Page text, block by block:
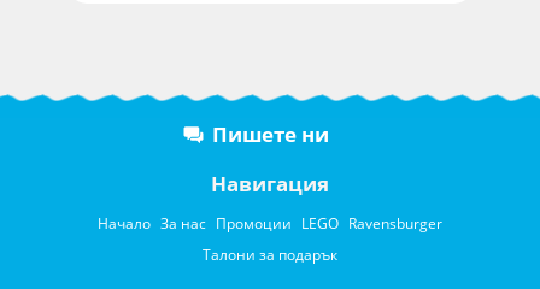
Пишете ни
Навигация
Начало За нас Промоции LEGO Ravensburger
Талони за подарък